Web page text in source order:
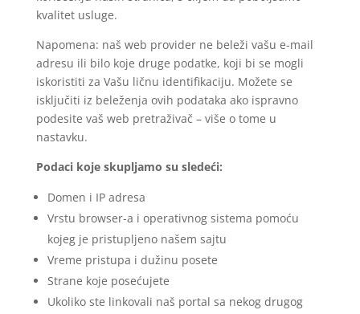
kvalitet usluge.
Napomena: naš web provider ne beleži vašu e-mail
adresu ili bilo koje druge podatke, koji bi se mogli
iskoristiti za Vašu ličnu identifikaciju. Možete se
isključiti iz beleženja ovih podataka ako ispravno
podesite vaš web pretraživač – više o tome u
nastavku.
Podaci koje skupljamo su sledeći:
Domen i IP adresa
Vrstu browser-a i operativnog sistema pomoću
kojeg je pristupljeno našem sajtu
Vreme pristupa i dužinu posete
Strane koje posećujete
Ukoliko ste linkovali naš portal sa nekog drugog